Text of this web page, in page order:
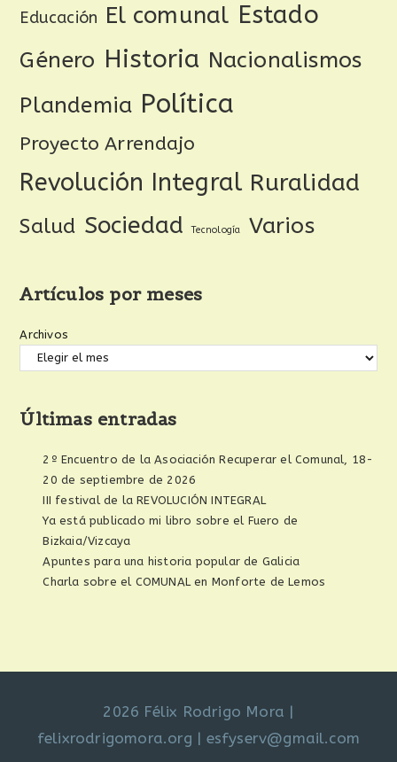
Educación El comunal Estado
Género Historia Nacionalismos
Plandemia Política
Proyecto Arrendajo
Revolución Integral Ruralidad
Salud Sociedad Tecnología Varios
Artículos por meses
Archivos
Últimas entradas
2º Encuentro de la Asociación Recuperar el Comunal, 18-
20 de septiembre de 2026
III festival de la REVOLUCIÓN INTEGRAL
Ya está publicado mi libro sobre el Fuero de
Bizkaia/Vizcaya
Apuntes para una historia popular de Galicia
Charla sobre el COMUNAL en Monforte de Lemos
2026 Félix Rodrigo Mora |
felixrodrigomora.org | esfyserv@gmail.com